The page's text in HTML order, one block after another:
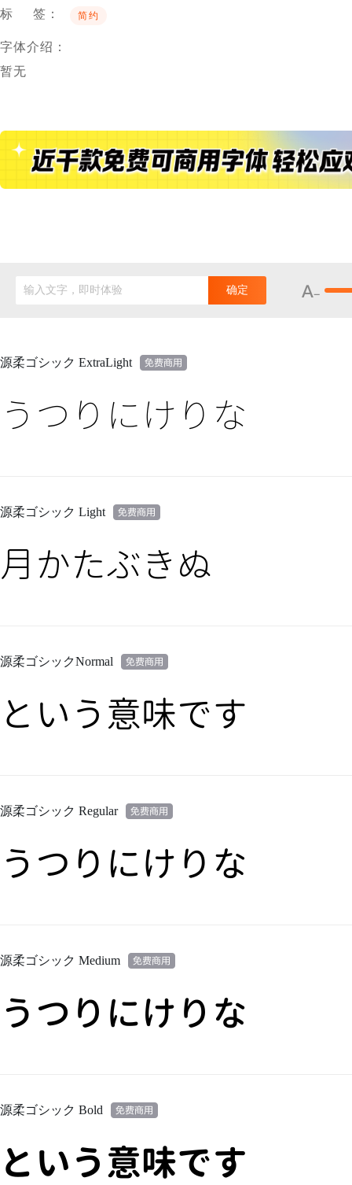
标 签： 简约
字体介绍：
暂无
输入文字，即时体验 确定
源柔ゴシック ExtraLight
うつりにけりな
源柔ゴシック Light
月かたぶきぬ
源柔ゴシックNormal
という意味です
源柔ゴシック Regular
うつりにけりな
源柔ゴシック Medium
うつりにけりな
源柔ゴシック Bold
という意味です